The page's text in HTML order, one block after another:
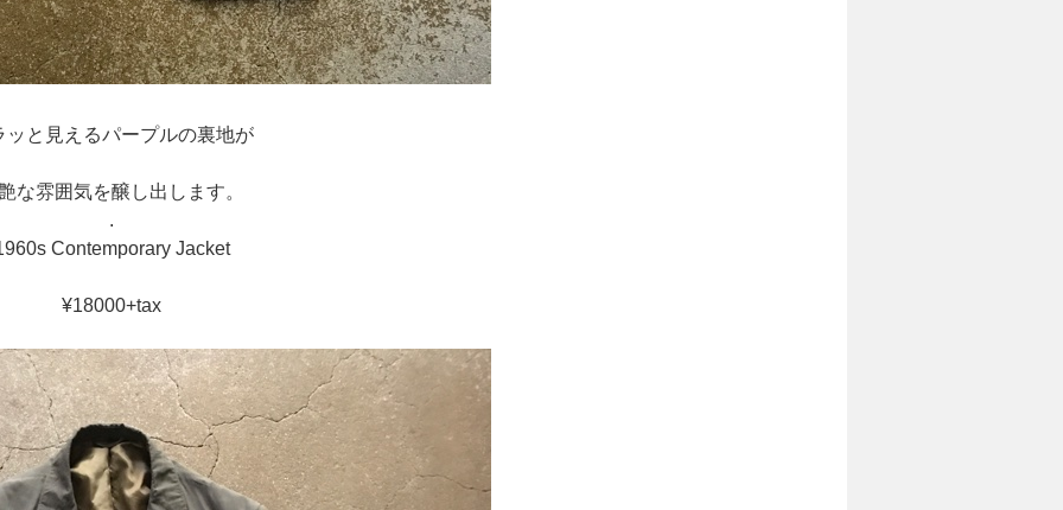
ッと見えるパープルの裏地が
な雰囲気を醸し出します。
.
Contemporary Jacket
¥18000+tax